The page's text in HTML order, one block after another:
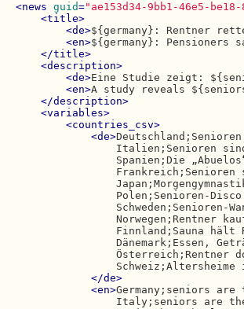
<news guid="ae153d34-9bb1-46e5-
<title>
<de>${germany}: Rentner
<en>${germany}: Pensioners
</title>
<description>
<de>Eine Studie zeigt:
<en>A study reveals
</description>
<variables>
<countries_csv>
<de>
Italien;Senioren
Spanien;Die
Frankreich;Senioren
Polen;Senioren-
Schweden;Senioren-
Norwegen;Rentner
Finnland;Sauna hält
Dänemark;Essen,
Österreich;Rentner
Schweiz;Altersheime
</de>
<en>Germany;seniors
Italy;seniors are